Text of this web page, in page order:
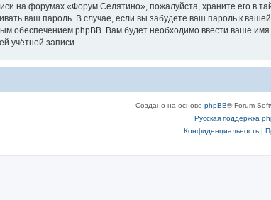
на форумах «Форум Селятино», пожалуйста, храните его в
ваш пароль. В случае, если вы забудете ваш пароль к
обеспечением phpBB. Вам будет необходимо ввести ваше
учётной записи.
Создано на основе phpBB® Forum
Русская поддержка
Конфиденциальность|